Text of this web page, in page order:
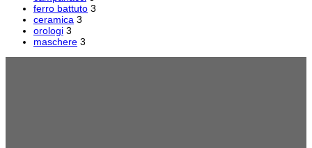
ferro battuto 3
ceramica 3
orologi 3
maschere 3